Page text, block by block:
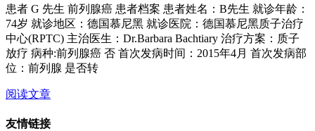
患者 G 先生 前列腺癌 患者档案 患者姓名：B先生 就诊年龄：
74岁 就诊地区：德国慕尼黑 就诊医院：德国慕尼黑质子治疗
中心(RPTC) 主治医生：Dr.Barbara Bachtiary 治疗方案：质子
放疗 病种:前列腺癌 否 首次发病时间：2015年4月 首次发病部
位：前列腺 是否转
阅读文章
友情链接